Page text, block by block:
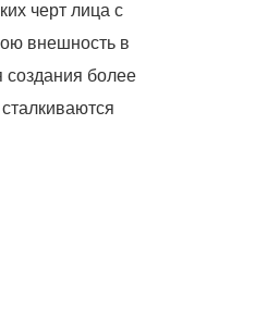
черт лица с
внешность в
создания более